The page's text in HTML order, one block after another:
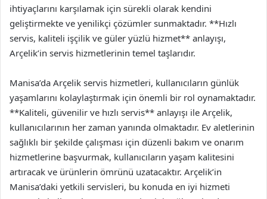
ihtiyaçlarını karşılamak için sürekli olarak kendini
geliştirmekte ve yenilikçi çözümler sunmaktadır. **Hızlı
servis, kaliteli işçilik ve güler yüzlü hizmet** anlayışı,
Arçelik’in servis hizmetlerinin temel taşlarıdır.
Manisa’da Arçelik servis hizmetleri, kullanıcıların günlük
yaşamlarını kolaylaştırmak için önemli bir rol oynamaktadır.
**Kaliteli, güvenilir ve hızlı servis** anlayışı ile Arçelik,
kullanıcılarının her zaman yanında olmaktadır. Ev aletlerinin
sağlıklı bir şekilde çalışması için düzenli bakım ve onarım
hizmetlerine başvurmak, kullanıcıların yaşam kalitesini
artıracak ve ürünlerin ömrünü uzatacaktır. Arçelik’in
Manisa’daki yetkili servisleri, bu konuda en iyi hizmeti